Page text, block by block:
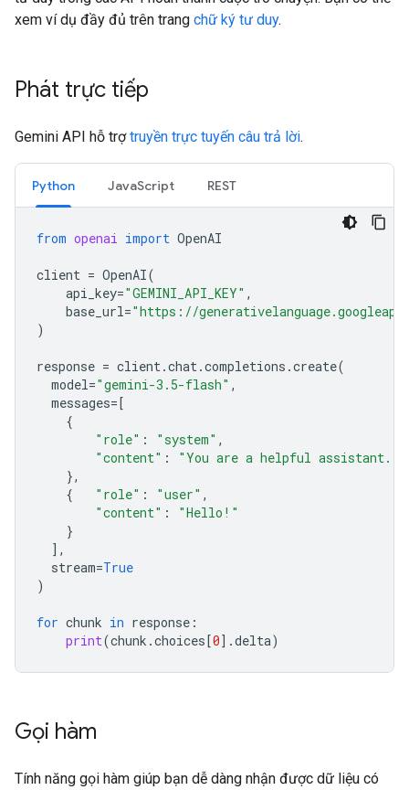
xem ví dụ đầy đủ trên trang chữ ký tư duy.
Phát trực tiếp
Gemini API hỗ trợtruyền trực tuyến câu trả lời.
Python JavaScript REST
from openai import OpenAI
client = OpenAI(
api_key="GEMINI_API_KEY" ,
base_url="https://
)
response = client.chat.completions .create(
model="gemini-3.5-flash" ,
messages=[
{
"role" : "system" ,
"content" :
"You are a helpful assistant."
},
{
"role" : "user" ,
"content" :
"Hello!"
}
],
stream=True
)
for chunk in response :
print(chunk .choices[0] .delta)
Gọi hàm
Tính năng gọi hàm giúp bạn dễ dàng nhận được dữ liệu có